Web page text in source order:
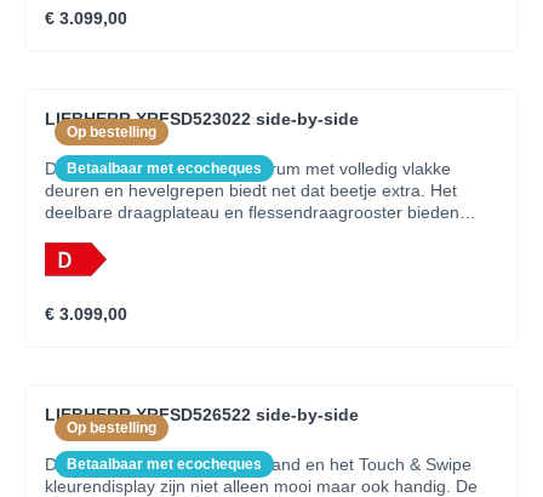
temperatuur en een fris interieur. Het NoFrost vriesdeel
€ 3.099,00
Op bestelling
Betaalbaar met ecocheques
LIEBHERR XRFSD523022 side-by-side
Dit side-by-side voorraadcentrum met volledig vlakke
deuren en hevelgrepen biedt net dat beetje extra. Het
deelbare draagplateau en flessendraagrooster bieden
fruit extra lang vers en de VarioSafe biedt de perfecte
opbergplek voor kleine potjes en tubes. PowerCooling met
temperatuur en een fris interieur. Het NoFrost vriesdeel
€ 3.099,00
Op bestelling
Betaalbaar met ecocheques
LIEBHERR XRFSD526522 side-by-side
De droge SmartSteel achterwand en het Touch & Swipe
kleurendisplay zijn niet alleen mooi maar ook handig. De